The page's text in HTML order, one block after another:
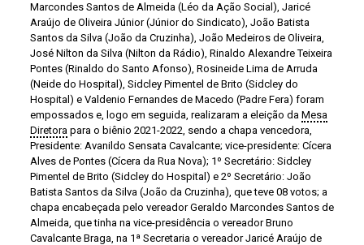
Marcondes Santos de Almeida (Léo da Ação Social), Jaricé
Araújo de Oliveira Júnior (Júnior do Sindicato), João Batista
Santos da Silva (João da Cruzinha), João Medeiros de Oliveira,
José Nilton da Silva (Nilton da Rádio), Rinaldo Alexandre Teixeira
Pontes (Rinaldo do Santo Afonso), Rosineide Lima de Arruda
(Neide do Hospital), Sidcley Pimentel de Brito (Sidcley do
Hospital) e Valdenio Fernandes de Macedo (Padre Fera) foram
empossados e, logo em seguida, realizaram a eleição da Mesa
Diretorapara o biênio 2021-2022, sendo a chapa vencedora,
Presidente: Avanildo Sensata Cavalcante; vice-presidente: Cícera
Alves de Pontes (Cícera da Rua Nova); 1º Secretário: Sidcley
Pimentel de Brito (Sidcley do Hospital) e 2º Secretário: João
Batista Santos da Silva (João da Cruzinha), que teve 08 votos; a
chapa encabeçada pelo vereador Geraldo Marcondes Santos de
Almeida, que tinha na vice-presidência o vereador Bruno
Cavalcante Braga, na 1ª Secretaria o vereador Jaricé Araújo de